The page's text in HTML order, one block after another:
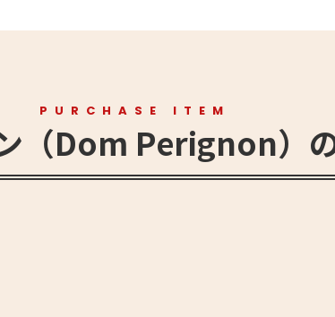
PURCHASE ITEM
（Dom Perignon）